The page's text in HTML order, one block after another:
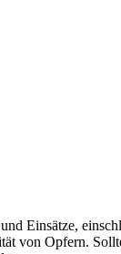
Einsätze,
von Opfern.